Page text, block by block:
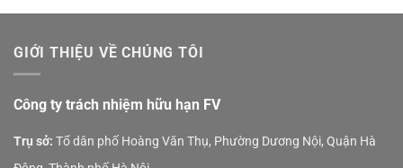
GIỚI THIỆU VỀ CHÚNG TÔI
Công ty trách nhiệm hữu hạn FV
Trụ sở: Tổ dân phố Hoàng Văn Thụ, Phường Dương Nội, Quận Hà